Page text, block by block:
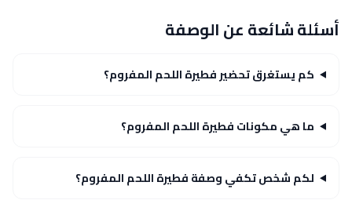
أسئلة شائعة عن الوصفة
كم يستغرق تحضير فطيرة اللحم المفروم؟
ما هي مكونات فطيرة اللحم المفروم؟
لكم شخص تكفي وصفة فطيرة اللحم المفروم؟